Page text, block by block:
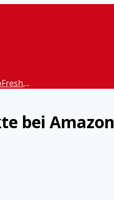
,...
bei Amazon